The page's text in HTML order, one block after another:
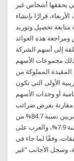
يحققها أشخاص غير
قرارًا بإنشاء
تحصيل وتوريد
هذه العوائد
إلى أسهم الشركة
ذلك مجموعات الأسهم
المملوكة من
الأولى التي تكون
أو وحدات الأسهم
مقارنة بفرض ضرائب
على الأسهم المقيدة في سجلت تعاملات المصريين نسبة 84.7% من
إجمالي تعاملات السوق، واستحوذ الأجانب على نسبة 7.9%، والعرب على
وفقًا لما جاء فى
وسجل الأجانب “غير